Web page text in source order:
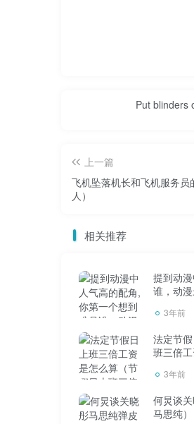
乘坐飞机时，空
事故往往在不经
第三，坐飞机不
的人反应会很快，而
第四，记住飞机的
的地方，为自己赢得
Put blinders
上一篇
飞机坠落机长和飞机服务
人）
相关推荐
提到动
谁，动
3年前
法定节
班三倍工
3年前
何炅谈
马思纯）